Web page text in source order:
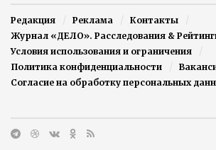
Редакция Реклама
Контакты
Журнал «ДЕЛО». Расследования &
Условия использования и ограничения
Политика конфиденциальности
Согласие на обработку персональных